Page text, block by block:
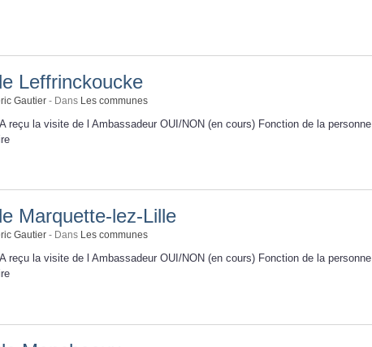
Leffrinckoucke
Gautier - Dans Les communes
reçu la visite de l Ambassadeur OUI/NON (en cours) Fonction de la personne
Marquette-lez-Lille
Gautier - Dans Les communes
reçu la visite de l Ambassadeur OUI/NON (en cours) Fonction de la personne